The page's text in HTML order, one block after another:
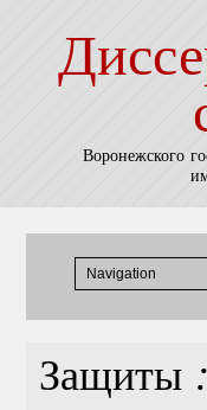
Воронежского
Защиты